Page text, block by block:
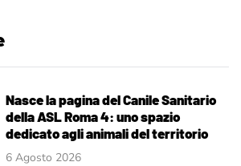
Nasce la pagina del Canile Sanitario
della ASL Roma 4: uno spazio
dedicato agli animali del territorio
6 Agosto 2026